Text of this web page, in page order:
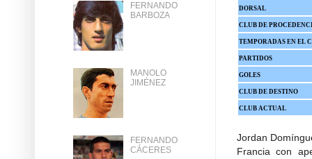
DORSAL
CLUB DE
TEMPORADAS EN EL
PARTIDOS
GOLES
CLUB DE DESTINO
CLUB ACTUAL
Jordan
Francia con
FERNANDO
BARBOZA
MANOLO
JIMÉNEZ
FERNANDO
CÁCERES